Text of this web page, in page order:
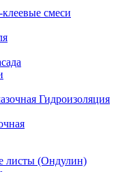
смеси
Гидроизоляция
листы (Ондулин)